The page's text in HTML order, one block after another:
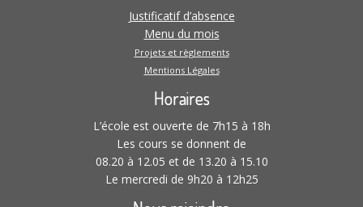
Justificatif d’absence
Menu du mois
Projets et règlements
Mentions Légales
Horaires
L’école est ouverte de 7h15 à 18h
Les cours se donnent de
08.20 à 12.05 et de 13.20 à 15.10
Le mercredi de 9h20 à 12h25